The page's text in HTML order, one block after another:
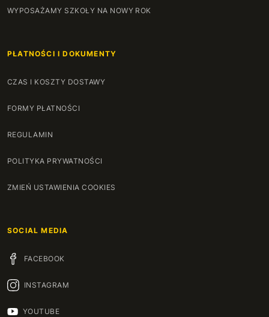
WYPOSAŻAMY SZKOŁY NA NOWY ROK
PŁATNOŚCI I DOKUMENTY
CZAS I KOSZTY DOSTAWY
FORMY PŁATNOŚCI
REGULAMIN
POLITYKA PRYWATNOŚCI
ZMIEŃ USTAWIENIA COOKIES
SOCIAL MEDIA
FACEBOOK
INSTAGRAM
YOUTUBE